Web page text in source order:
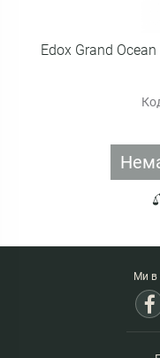
Edox Grand
Ми в